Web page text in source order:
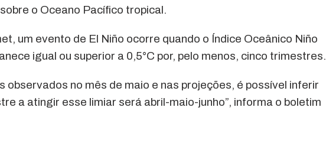
o Oceano Pacífico tropical.
um evento de El Niño ocorre quando o Índice Oceânico Niño
igual ou superior a 0,5°C por, pelo menos, cinco trimestres.
observados no mês de maio e nas projeções, é possível inferir
a atingir esse limiar será abril-maio-junho”, informa o boletim